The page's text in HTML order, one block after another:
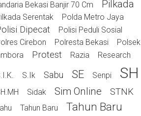
Bekasi Banjir 70 Cm
Pilkada
Serentak Polda Metro Jaya
Dipecat
Polisi Peduli Sosial
Cirebon
Polresta Bekasi
Polsek
Protest Razia Research
S.Ik Sabu SE Senpi SH
Sidak Sim Online STNK
Tahun Baru
Tahun Baru